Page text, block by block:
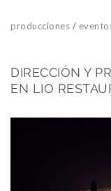
producciones /
DIRECCIÓN Y
EN LIO